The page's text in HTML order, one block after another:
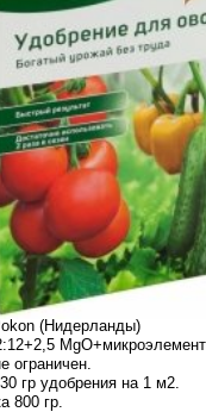
Pokon для
минеральное
для применения в саду и
урожая.
(Нидерланды)
ограничен.
гр удобрения на 1 м2.
800 гр.